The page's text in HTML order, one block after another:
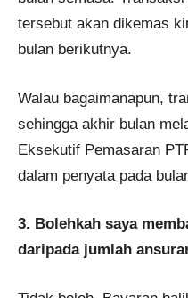
tersebut akan dikemas
bulan berikutnya.
Walau bagaimanapun,
sehingga akhir bulan
Eksekutif Pemasaran
dalam penyata pada
3. Bolehkah saya
daripada jumlah